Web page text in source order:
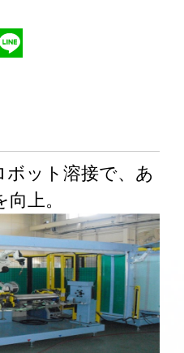
ット溶接で、あ
上。